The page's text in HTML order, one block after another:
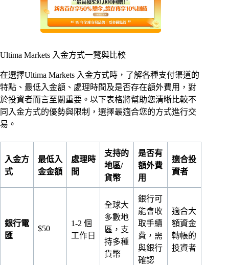
Ultima Markets 入金方式一覽與比較
在選擇Ultima Markets 入金方式時，了解各種支付渠道的
特點、最低入金額、處理時間及是否存在額外費用，對
於投資者而言至關重要。以下表格將幫助您清晰比較不
同入金方式的優勢與限制，選擇最適合您的方式進行交
易。
入金方
式
最低入
金金額
處理時
間
支持的
地區/
貨幣
是否有
額外費
用
適合投
資者
銀行電
匯
$50
1-2 個
工作日
全球大
多數地
區，支
持多種
貨幣
銀行可
能會收
取手續
費，需
與銀行
確認
適合大
額資金
轉帳的
投資者